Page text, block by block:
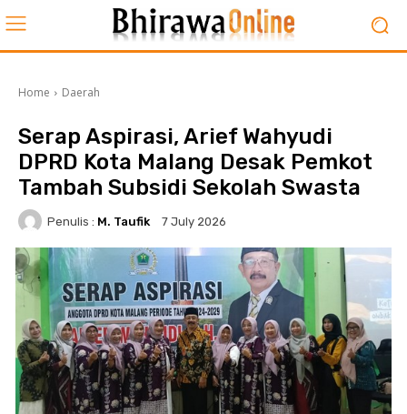
Home Daerah
Serap Aspirasi, Arief Wahyudi
DPRD Kota Malang Desak Pemkot
Tambah Subsidi Sekolah Swasta
Penulis : M. Taufik 7 July 2026